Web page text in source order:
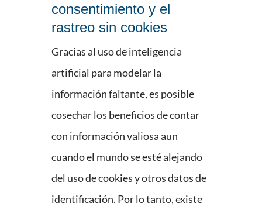
consentimiento y el
rastreo sin cookies
Gracias al uso de inteligencia
artificial para modelar la
información faltante, es posible
cosechar los beneficios de contar
con información valiosa aun
cuando el mundo se esté alejando
del uso de cookies y otros datos de
identificación. Por lo tanto, existe